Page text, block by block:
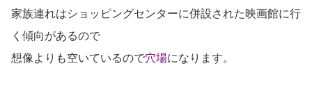
家族連れはショッピングセンターに併設された映画館に行
く傾向があるので
想像よりも空いているので穴場になります。